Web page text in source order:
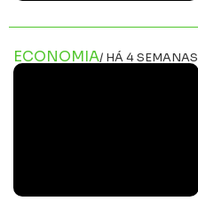
ECONOMIA/ HÁ 4 SEMANAS